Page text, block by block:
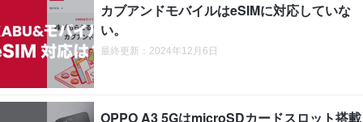
カブアンドモバイルはeSIMに対応していな
い。
最終更新：2024年12月6日
OPPO A3 5GはmicroSDカードスロット搭載